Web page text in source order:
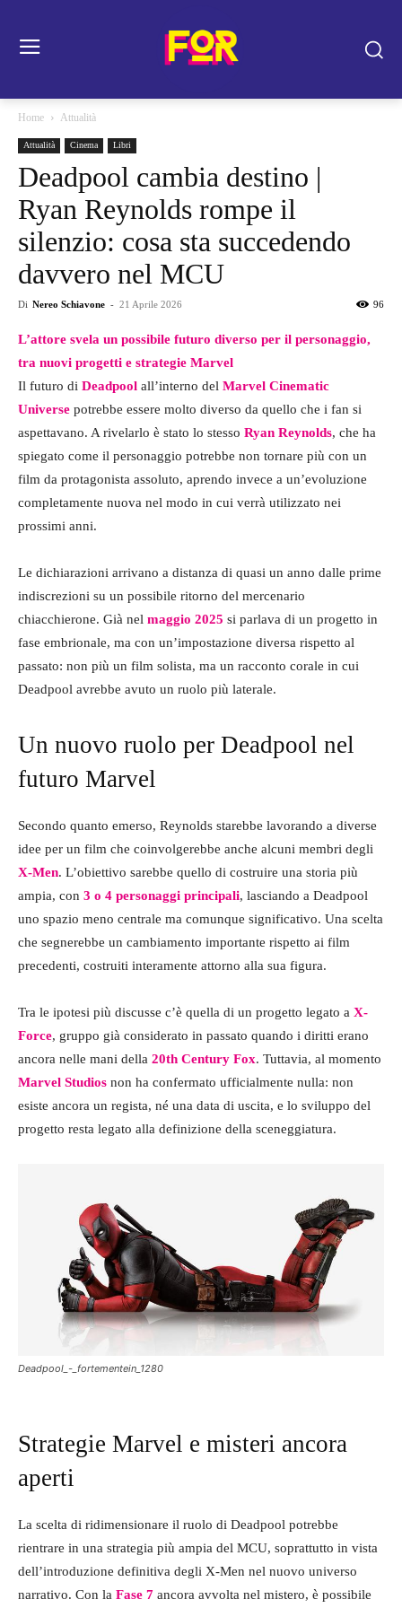
Home Attualità
Attualità Cinema Libri
Deadpool cambia destino |
Ryan Reynolds rompe il
silenzio: cosa sta succedendo
davvero nel MCU
Di Nereo Schiavone - 21 Aprile 2026 96
L’attore svela un possibile futuro diverso per il personaggio,
tra nuovi progetti e strategie Marvel
Il futuro di Deadpool all’interno del Marvel Cinematic
Universe potrebbe essere molto diverso da quello che i fan si
aspettavano. A rivelarlo è stato lo stesso Ryan Reynolds, che ha
spiegato come il personaggio potrebbe non tornare più con un
film da protagonista assoluto, aprendo invece a un’evoluzione
completamente nuova nel modo in cui verrà utilizzato nei
prossimi anni.
Le dichiarazioni arrivano a distanza di quasi un anno dalle prime
indiscrezioni su un possibile ritorno del mercenario
chiacchierone. Già nel maggio 2025 si parlava di un progetto in
fase embrionale, ma con un’impostazione diversa rispetto al
passato: non più un film solista, ma un racconto corale in cui
Deadpool avrebbe avuto un ruolo più laterale.
Un nuovo ruolo per Deadpool nel
futuro Marvel
Secondo quanto emerso, Reynolds starebbe lavorando a diverse
idee per un film che coinvolgerebbe anche alcuni membri degli
X-Men. L’obiettivo sarebbe quello di costruire una storia più
ampia, con 3 o 4 personaggi principali, lasciando a Deadpool
uno spazio meno centrale ma comunque significativo. Una scelta
che segnerebbe un cambiamento importante rispetto ai film
precedenti, costruiti interamente attorno alla sua figura.
Tra le ipotesi più discusse c’è quella di un progetto legato a X-
Force, gruppo già considerato in passato quando i diritti erano
ancora nelle mani della 20th Century Fox. Tuttavia, al momento
Marvel Studios non ha confermato ufficialmente nulla: non
esiste ancora un regista, né una data di uscita, e lo sviluppo del
progetto resta legato alla definizione della sceneggiatura.
Deadpool_-_fortementein_1280
Strategie Marvel e misteri ancora
aperti
La scelta di ridimensionare il ruolo di Deadpool potrebbe
rientrare in una strategia più ampia del MCU, soprattutto in vista
dell’introduzione definitiva degli X-Men nel nuovo universo
narrativo. Con la Fase 7 ancora avvolta nel mistero, è possibile